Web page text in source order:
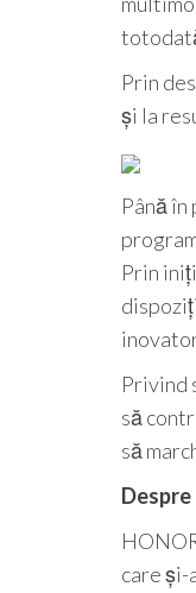
Prin
și la
Până
Prin
Privind
să
să
Despre
care și-